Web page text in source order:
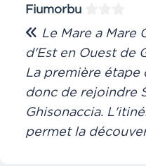
Fiumorbu
Le Mare a Mare
d'Est en Ouest de
La première étape
donc de rejoindre
Ghisonaccia.
permet la